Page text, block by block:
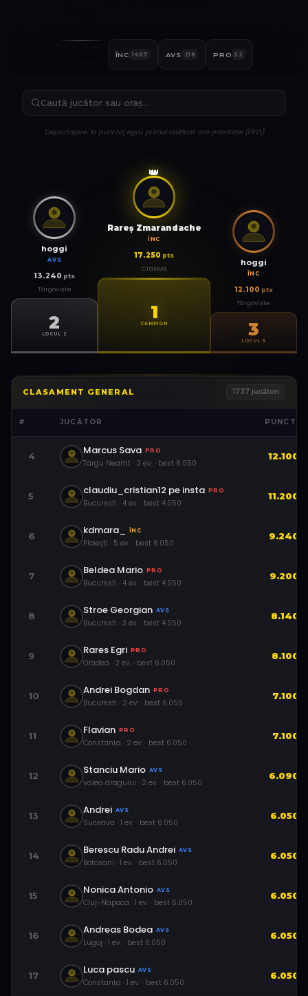
ÎNC 1467 AVS 218 PRO 52
Departajare: la punctaj egal, primul calificat are prioritate (FIFO)
hoggi
AVS
13.240 pts
Târgoviște
2
LOCUL 2
👑
Rareş Zmarandache
ÎNC
17.250 pts
Craiova
1
CAMPION
hoggi
ÎNC
12.100 pts
Târgoviște
3
LOCUL 3
CLASAMENT GENERAL 1737 jucători
# JUCĂTOR PUNCTE
4 Marcus Sava PRO
Targu Neamt · 2 ev. · best 6.050
12.100
5 claudiu_cristian12 pe insta PRO
Bucuresti · 4 ev. · best 4.050
11.200
6 kdmara_ ÎNC
Ploiești · 5 ev. · best 6.050
9.240
7 Beldea Mario PRO
Bucuresti · 4 ev. · best 4.050
9.200
8 Stroe Georgian AVS
Bucuresti · 3 ev. · best 4.050
8.140
9 Rares Egri PRO
Oradea · 2 ev. · best 6.050
8.100
10 Andrei Bogdan PRO
Bucuresti · 2 ev. · best 6.050
7.100
11 Flavian PRO
Constanța · 2 ev. · best 6.050
7.100
12 Stanciu Mario AVS
valea dragului · 2 ev. · best 6.050
6.090
13 Andrei AVS
Suceava · 1 ev. · best 6.050
6.050
14 Berescu Radu Andrei AVS
Botosani · 1 ev. · best 6.050
6.050
15 Nonica Antonio AVS
Cluj-Napoca · 1 ev. · best 6.050
6.050
16 Andreas Bodea AVS
Lugoj · 1 ev. · best 6.050
6.050
17 Luca pascu AVS
Constanța · 1 ev. · best 6.050
6.050